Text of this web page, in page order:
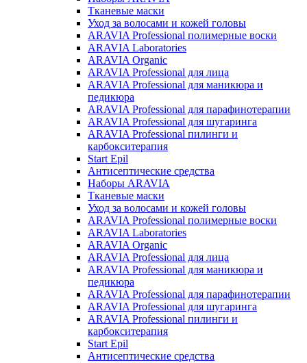
Тканевые маски
Уход за волосами и кожей головы
ARAVIA Professional полимерные воски
ARAVIA Laboratories
ARAVIA Organic
ARAVIA Professional для лица
ARAVIA Professional для маникюра и
педикюра
ARAVIA Professional для парафинотерапии
ARAVIA Professional для шугаринга
ARAVIA Professional пилинги и
карбокситерапия
Start Epil
Антисептические средства
Наборы ARAVIA
Тканевые маски
Уход за волосами и кожей головы
ARAVIA Professional полимерные воски
ARAVIA Laboratories
ARAVIA Organic
ARAVIA Professional для лица
ARAVIA Professional для маникюра и
педикюра
ARAVIA Professional для парафинотерапии
ARAVIA Professional для шугаринга
ARAVIA Professional пилинги и
карбокситерапия
Start Epil
Антисептические средства